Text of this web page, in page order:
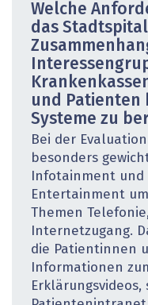
Welche
das
und Patienten
Systeme zu
Bei der
besonders
Infotainment und
Entertainment
Themen
Internetzugang.
die Patientinnen
Informationen